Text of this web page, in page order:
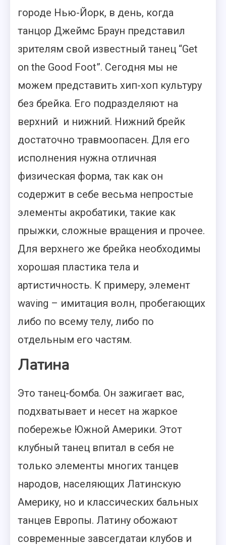
городе Нью-Йорк, в день, когда
танцор Джеймс Браун представил
зрителям свой известный танец “Get
on the Good Foot”. Сегодня мы не
можем представить хип-хоп культуру
без брейка. Его подразделяют на
верхний и нижний. Нижний брейк
достаточно травмоопасен. Для его
исполнения нужна отличная
физическая форма, так как он
содержит в себе весьма непростые
элементы акробатики, такие как
прыжки, сложные вращения и прочее.
Для верхнего же брейка необходимы
хорошая пластика тела и
артистичность. К примеру, элемент
waving – имитация волн, пробегающих
либо по всему телу, либо по
отдельным его частям.
Латина
Это танец-бомба. Он зажигает вас,
подхватывает и несет на жаркое
побережье Южной Америки. Этот
клубный танец впитал в себя не
только элементы многих танцев
народов, населяющих Латинскую
Америку, но и классических бальных
танцев Европы. Латину обожают
современные завсегдатаи клубов и